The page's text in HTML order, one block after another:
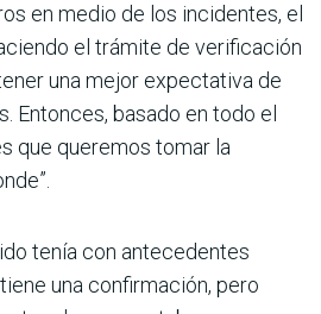
en medio de los incidentes, el
el trámite de verificación
una mejor expectativa de
Entonces, basado en todo el
que queremos tomar la
tenía con antecedentes
una confirmación, pero